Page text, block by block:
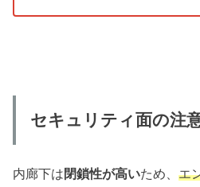
セキュリティ面の注
内廊下は閉鎖性が高いため、エ